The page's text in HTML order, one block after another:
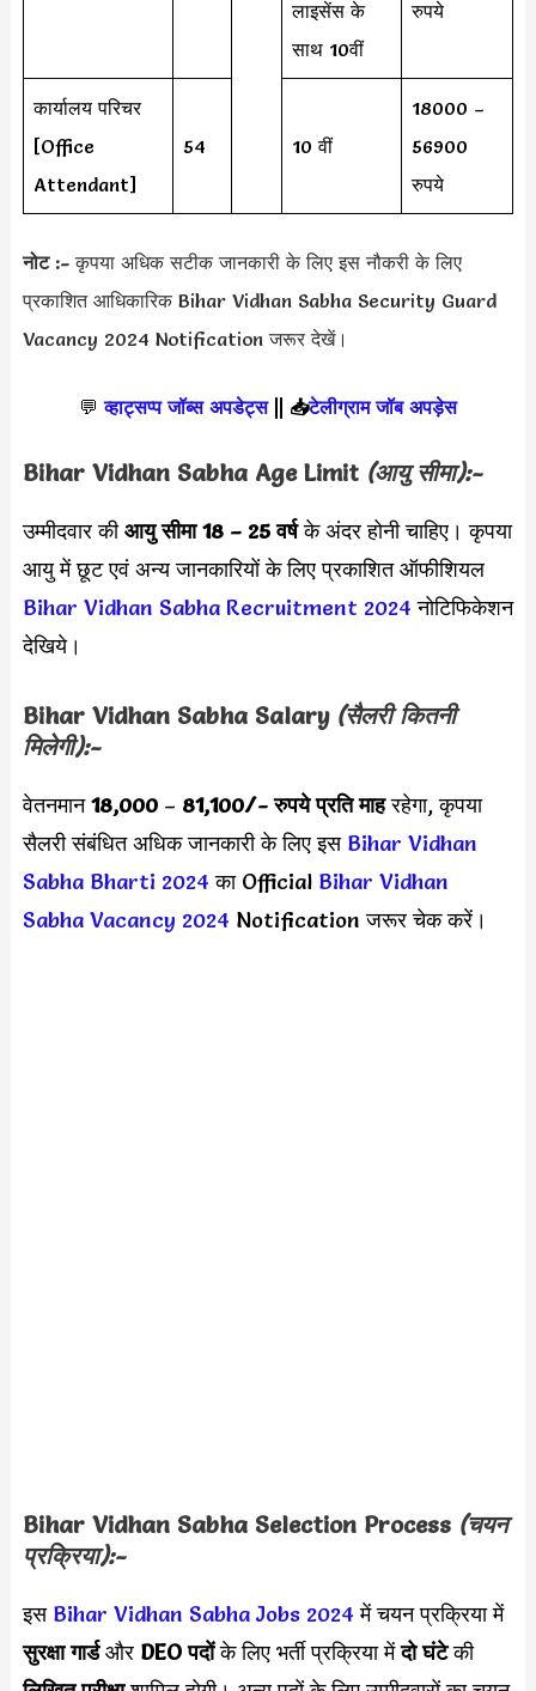
लाइसेंस के
साथ 10वीं
रुपये
कार्यालय परिचर
[Office
Attendant]
54 10 वीं
18000 –
56900
रुपये
नोट :-कृपया अधिक सटीक जानकारी के लिए इस नौकरी के लिए
प्रकाशित आधिकारिक Bihar Vidhan Sabha Security Guard
Vacancy 2024 Notification जरूर देखें।
💬 व्हाट्सप्प जॉब्स अपडेट्स|| 📥टेलीग्राम जॉब अपड़ेस
Bihar Vidhan Sabha Age Limit (आयु सीमा):-
उम्मीदवार कीआयु सीमा 18 – 25 वर्षके अंदर होनी चाहिए। कृपया
आयु में छूट एवं अन्य जानकारियों के लिए प्रकाशित ऑफीशियल
Bihar Vidhan Sabha Recruitment 2024 नोटिफिकेशन
देखिये।
Bihar Vidhan Sabha Salary (सैलरी कितनी
मिलेगी):-
वेतनमान18,000 – 81,100/-रुपये प्रति माहरहेगा, कृपया
सैलरी संबंधित अधिक जानकारी के लिए इस Bihar Vidhan
Sabha Bharti 2024 का Official Bihar Vidhan
Sabha Vacancy 2024 Notification जरूर चेक करें।
Bihar Vidhan Sabha Selection Process (चयन
प्रक्रिया):-
इस Bihar Vidhan Sabha Jobs 2024 में चयन प्रक्रिया में
सुरक्षा गार्डऔर DEO पदोंके लिए भर्ती प्रक्रिया मेंदो घंटेकी